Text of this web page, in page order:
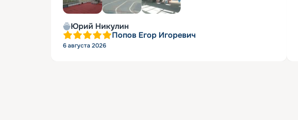
Юрий Никулин
Попов Егор Игоревич
6 августа 2026